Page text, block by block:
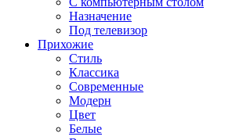
Назначение
Под телевизор
Прихожие
Стиль
Классика
Современные
Модерн
Цвет
Белые